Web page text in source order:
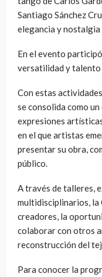
Santiago Sánchez
elegancia y nostalgia
En el evento
versatilidad y
Con estas
se consolida como
expresiones
en el que artistas
presentar su obra,
público.
A través de talleres,
multidisciplinarios, la
creadores, la
colaborar con otros
reconstrucción del
Para conocer la